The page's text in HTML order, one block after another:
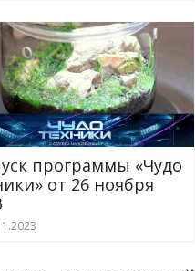
программы «Чудо
от 26 ноября